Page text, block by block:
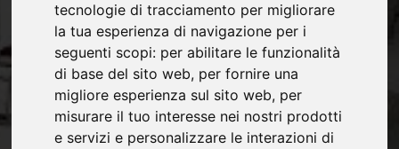
tecnologie di tracciamento per migliorare
la tua esperienza di navigazione per i
seguenti scopi: per abilitare le funzionalità
di base del sito web, per fornire una
migliore esperienza sul sito web, per
misurare il tuo interesse nei nostri prodotti
e servizi e personalizzare le interazioni di